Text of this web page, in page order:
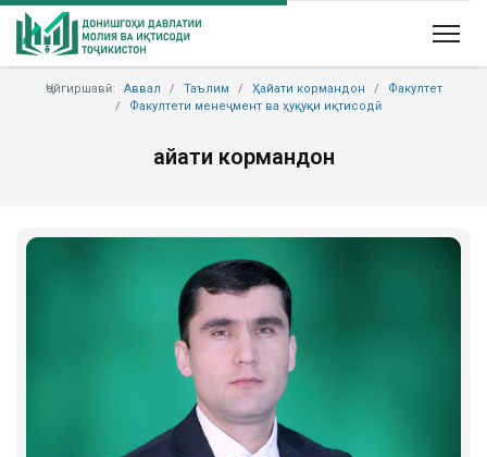
Ҷойгиршавӣ: Аввал Таълим Ҳайати кормандон
Факултет
Факултети менеҷмент ва ҳуқуқи иқтисодӣ
Ҳайати кормандон